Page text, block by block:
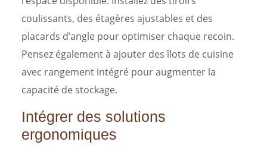
coulissants, des étagères ajustables et des
placards d’angle pour optimiser chaque recoin.
Pensez également à ajouter des îlots de cuisine
avec rangement intégré pour augmenter la
capacité de stockage.
Intégrer des solutions
ergonomiques